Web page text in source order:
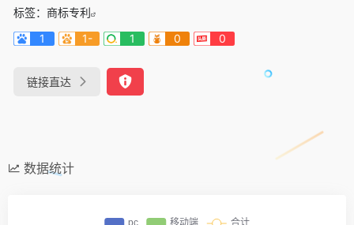
标签： 商标专利
1
1- 1 0 0
链接直达
数据统计